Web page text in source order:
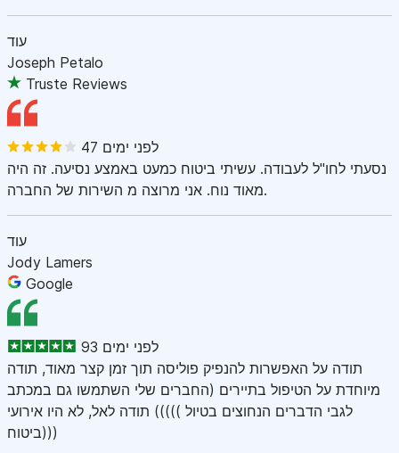
עוד
Joseph Petalo
Truste Reviews
47 לפני ימים
נסעתי לחו"ל לעבודה. עשיתי ביטוח כמעט באמצע נסיעה. זה היה
מאוד נוח. אני מרוצה מ השירות של החברה.
עוד
Jody Lamers
Google
93 לפני ימים
תודה על האפשרות להנפיק פוליסה תוך זמן קצר מאוד, תודה
מיוחדת על הטיפול בתיירים (החברים שלי השתמשו גם במכתב
לגבי הדברים הנחוצים בטיול ))))) תודה לאל, לא היו אירועי
ביטוח)))